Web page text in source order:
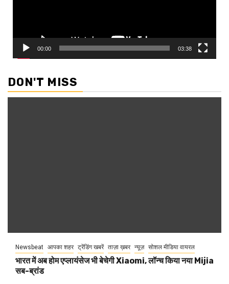
00:00 03:38
DON'T MISS
Newsbeat आपका शहर ट्रेंडिंग खबरें ताज़ा ख़बर न्यूज़ सोशल मीडिया वायरल
भारत में अब होम एप्लायंसेज भी बेचेगी Xiaomi, लॉन्च किया नया Mijia
सब-ब्रांड